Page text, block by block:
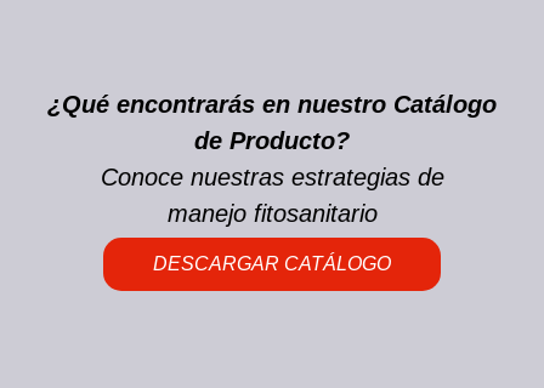
¿Qué encontrarás en nuestro Catálogo
de Producto?
Conoce nuestras estrategias de
manejo fitosanitario
DESCARGAR CATÁLOGO